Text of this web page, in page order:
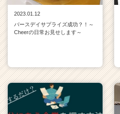
2023.01.12
バースデイサプライズ成功？！～
Cheerの日常お見せします～